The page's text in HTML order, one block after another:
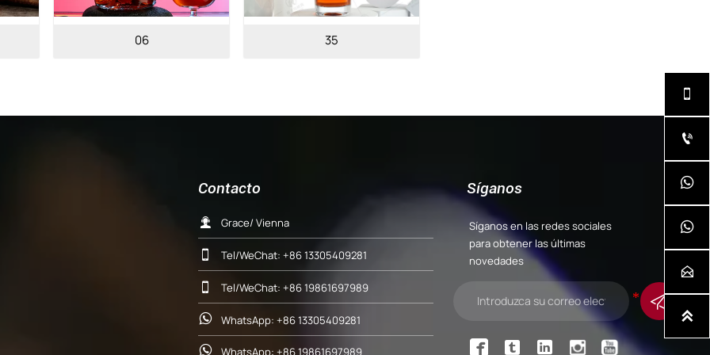
Contacto
 Grace/ Vienna
 Tel/WeChat: +86 13305409281
 Tel/WeChat: +86 19861697989
 WhatsApp: +86 13305409281
 WhatsApp: +86 19861697989
Síganos
Síganos en las redes sociales
para obtener las últimas
novedades

  





